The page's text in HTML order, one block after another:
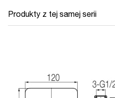
Produkty z tej samej serii